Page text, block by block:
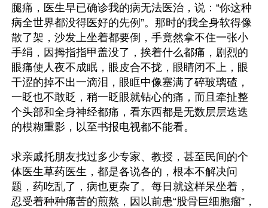
腿痛，医生早已确诊我的病无法医治，说：“你这种
病全世界都没得医好的先例”。那时的我全身软得像
散了架，沙发上坐着都要倒，手竟然拿不住一张小
手绢，因拇指指甲盖没了，挨着什么都痛，剧烈的
眼痛使人夜不成眠，眼皮合不拢，眼睛闭不上，眼
干涩的掉不出一滴泪，眼眶中像塞满了碎玻璃碴，
一眨也不敢眨，稍一眨眼就钻心的痛，而且牵扯整
个头部和全身神经都痛，看东西都是无数层层迭迭
的模糊重影，以至书报电视都不能看。
求亲戚托朋友找过多少专家、教授，甚至民间的个
体医生草药医生，都是各说各的，根本不解决问
题，药吃乱了，病也更杂了。每日就这样呆坐着，
忍受着种种痛苦的煎熬，因以前患“股骨巨细胞瘤”，